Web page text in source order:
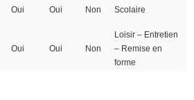
Oui Oui Non Scolaire
Oui Oui Non
Loisir – Entretien
– Remise en
forme